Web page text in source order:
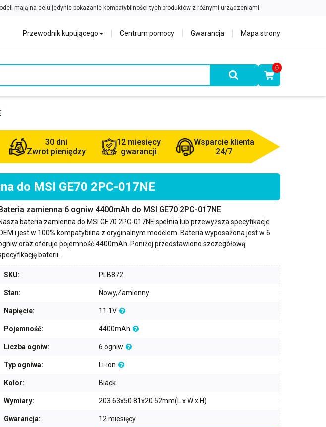
Przewodnik kupującego Centrum pomocy Gwarancja Mapa strony
0
30 dni
Zwrot pieniędzy
12 miesięcy
gwarancji
Wsparcie klienta
24/7
do MSI GE70 2PC-017NE
zamienna 6 ogniw 4400mAh do MSI GE70 2PC-017NE
Nasza bateria zamienna do MSI GE70 2PC-017NE spełnia lub przewyższa specyfikacje
i jest w 100% kompatybilna z oryginalnym modelem. Bateria wyposażona jest w 6
oraz oferuje pojemność4400mAh . Poniżej przedstawiono szczegółową
baterii.
SKU: PLB872
Stan: Nowy,Zamienny
Napięcie: 11.1V
Pojemność: 4400mAh
Liczba ogniw: 6 ogniw
Typ ogniwa: Li-ion
Kolor: Black
Wymiary: 203.63x50.81x20.52mm(L x W x H)
Gwarancja: 12 miesięcy